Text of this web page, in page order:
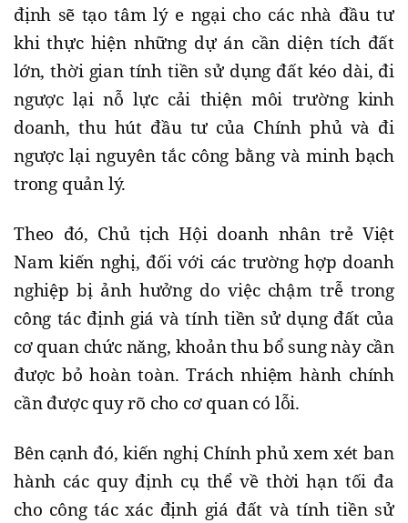
định sẽ tạo tâm lý e ngại cho các nhà đầu tư
khi thực hiện những dự án cần diện tích đất
lớn, thời gian tính tiền sử dụng đất kéo dài, đi
ngược lại nỗ lực cải thiện môi trường kinh
doanh, thu hút đầu tư của Chính phủ và đi
ngược lại nguyên tắc công bằng và minh bạch
trong quản lý.
Theo đó, Chủ tịch Hội doanh nhân trẻ Việt
Nam kiến nghị, đối với các trường hợp doanh
nghiệp bị ảnh hưởng do việc chậm trễ trong
công tác định giá và tính tiền sử dụng đất của
cơ quan chức năng, khoản thu bổ sung này cần
được bỏ hoàn toàn. Trách nhiệm hành chính
cần được quy rõ cho cơ quan có lỗi.
Bên cạnh đó, kiến nghị Chính phủ xem xét ban
hành các quy định cụ thể về thời hạn tối đa
cho công tác xác định giá đất và tính tiền sử